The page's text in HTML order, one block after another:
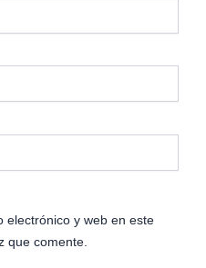
electrónico y web en este
que comente.